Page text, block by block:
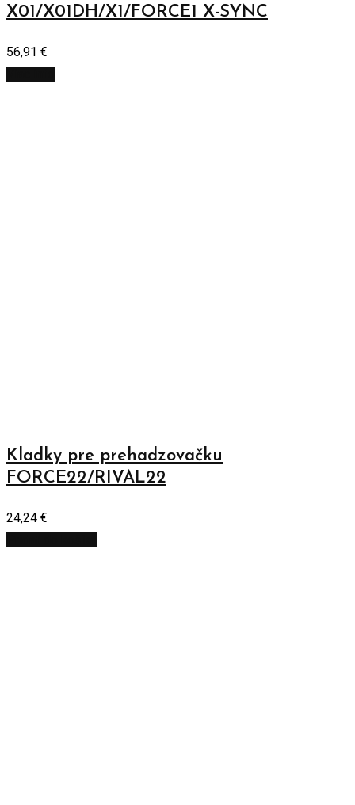
X01/X01DH/X1/FORCE1 X-SYNC
56,91 €
Kladky pre prehadzovačku
FORCE22/RIVAL22
24,24 €